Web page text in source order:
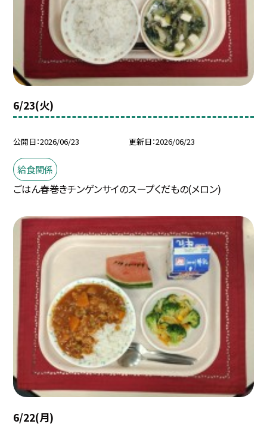
6/23(火)
公開日 2026/06/23 更新日 2026/06/23
給食関係
ごはん春巻きチンゲンサイのスープくだもの(メロン)
6/22(月)